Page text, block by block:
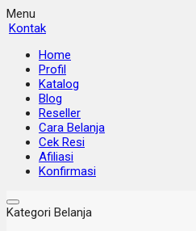
Menu
Kontak
Home
Profil
Katalog
Blog
Reseller
Cara Belanja
Cek Resi
Afiliasi
Konfirmasi
Kategori Belanja